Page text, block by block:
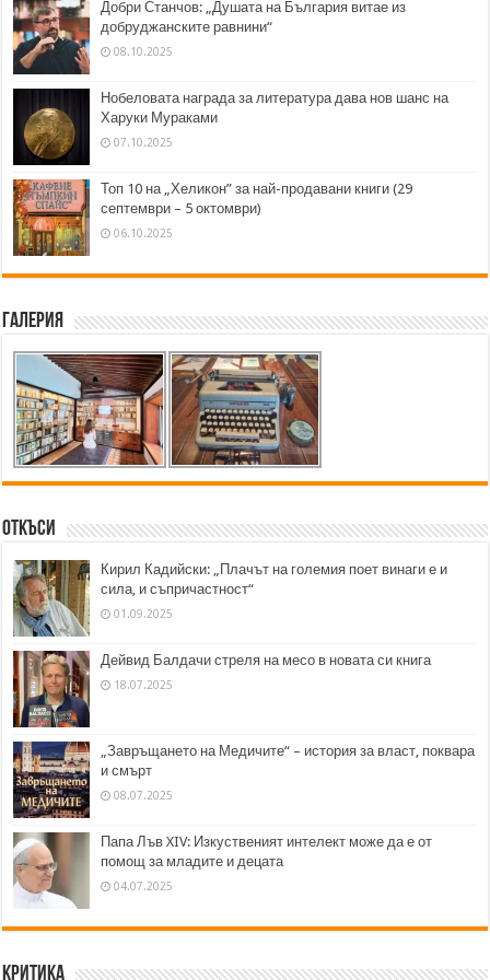
Добри Станчов: „Душата на България витае из
добруджанските равнини“
08.10.2025
Нобеловата награда за литература дава нов шанс на
Харуки Мураками
07.10.2025
Топ 10 на „Хеликон” за най-продавани книги (29
септември – 5 октомври)
06.10.2025
Галерия
Откъси
Кирил Кадийски: „Плачът на големия поет винаги е и
сила, и съпричастност“
01.09.2025
Дейвид Балдачи стреля на месо в новата си книга
18.07.2025
„Завръщането на Медичите“ – история за власт, поквара
и смърт
08.07.2025
Папа Лъв XIV: Изкуственият интелект може да е от
помощ за младите и децата
04.07.2025
Критика